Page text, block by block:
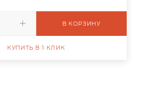
В КОРЗИНУ
КУПИТЬ В 1 КЛИК